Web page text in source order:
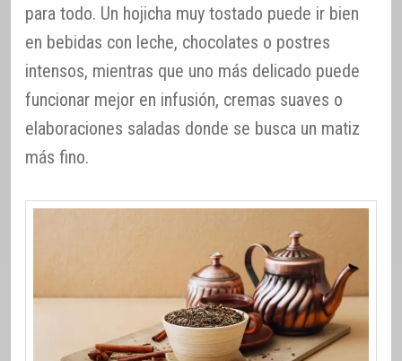
para todo. Un hojicha muy tostado puede ir bien
en bebidas con leche, chocolates o postres
intensos, mientras que uno más delicado puede
funcionar mejor en infusión, cremas suaves o
elaboraciones saladas donde se busca un matiz
más fino.